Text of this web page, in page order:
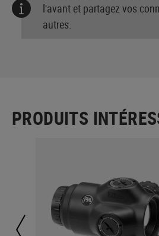
l'avant et partagez vos
autres.
PRODUITS